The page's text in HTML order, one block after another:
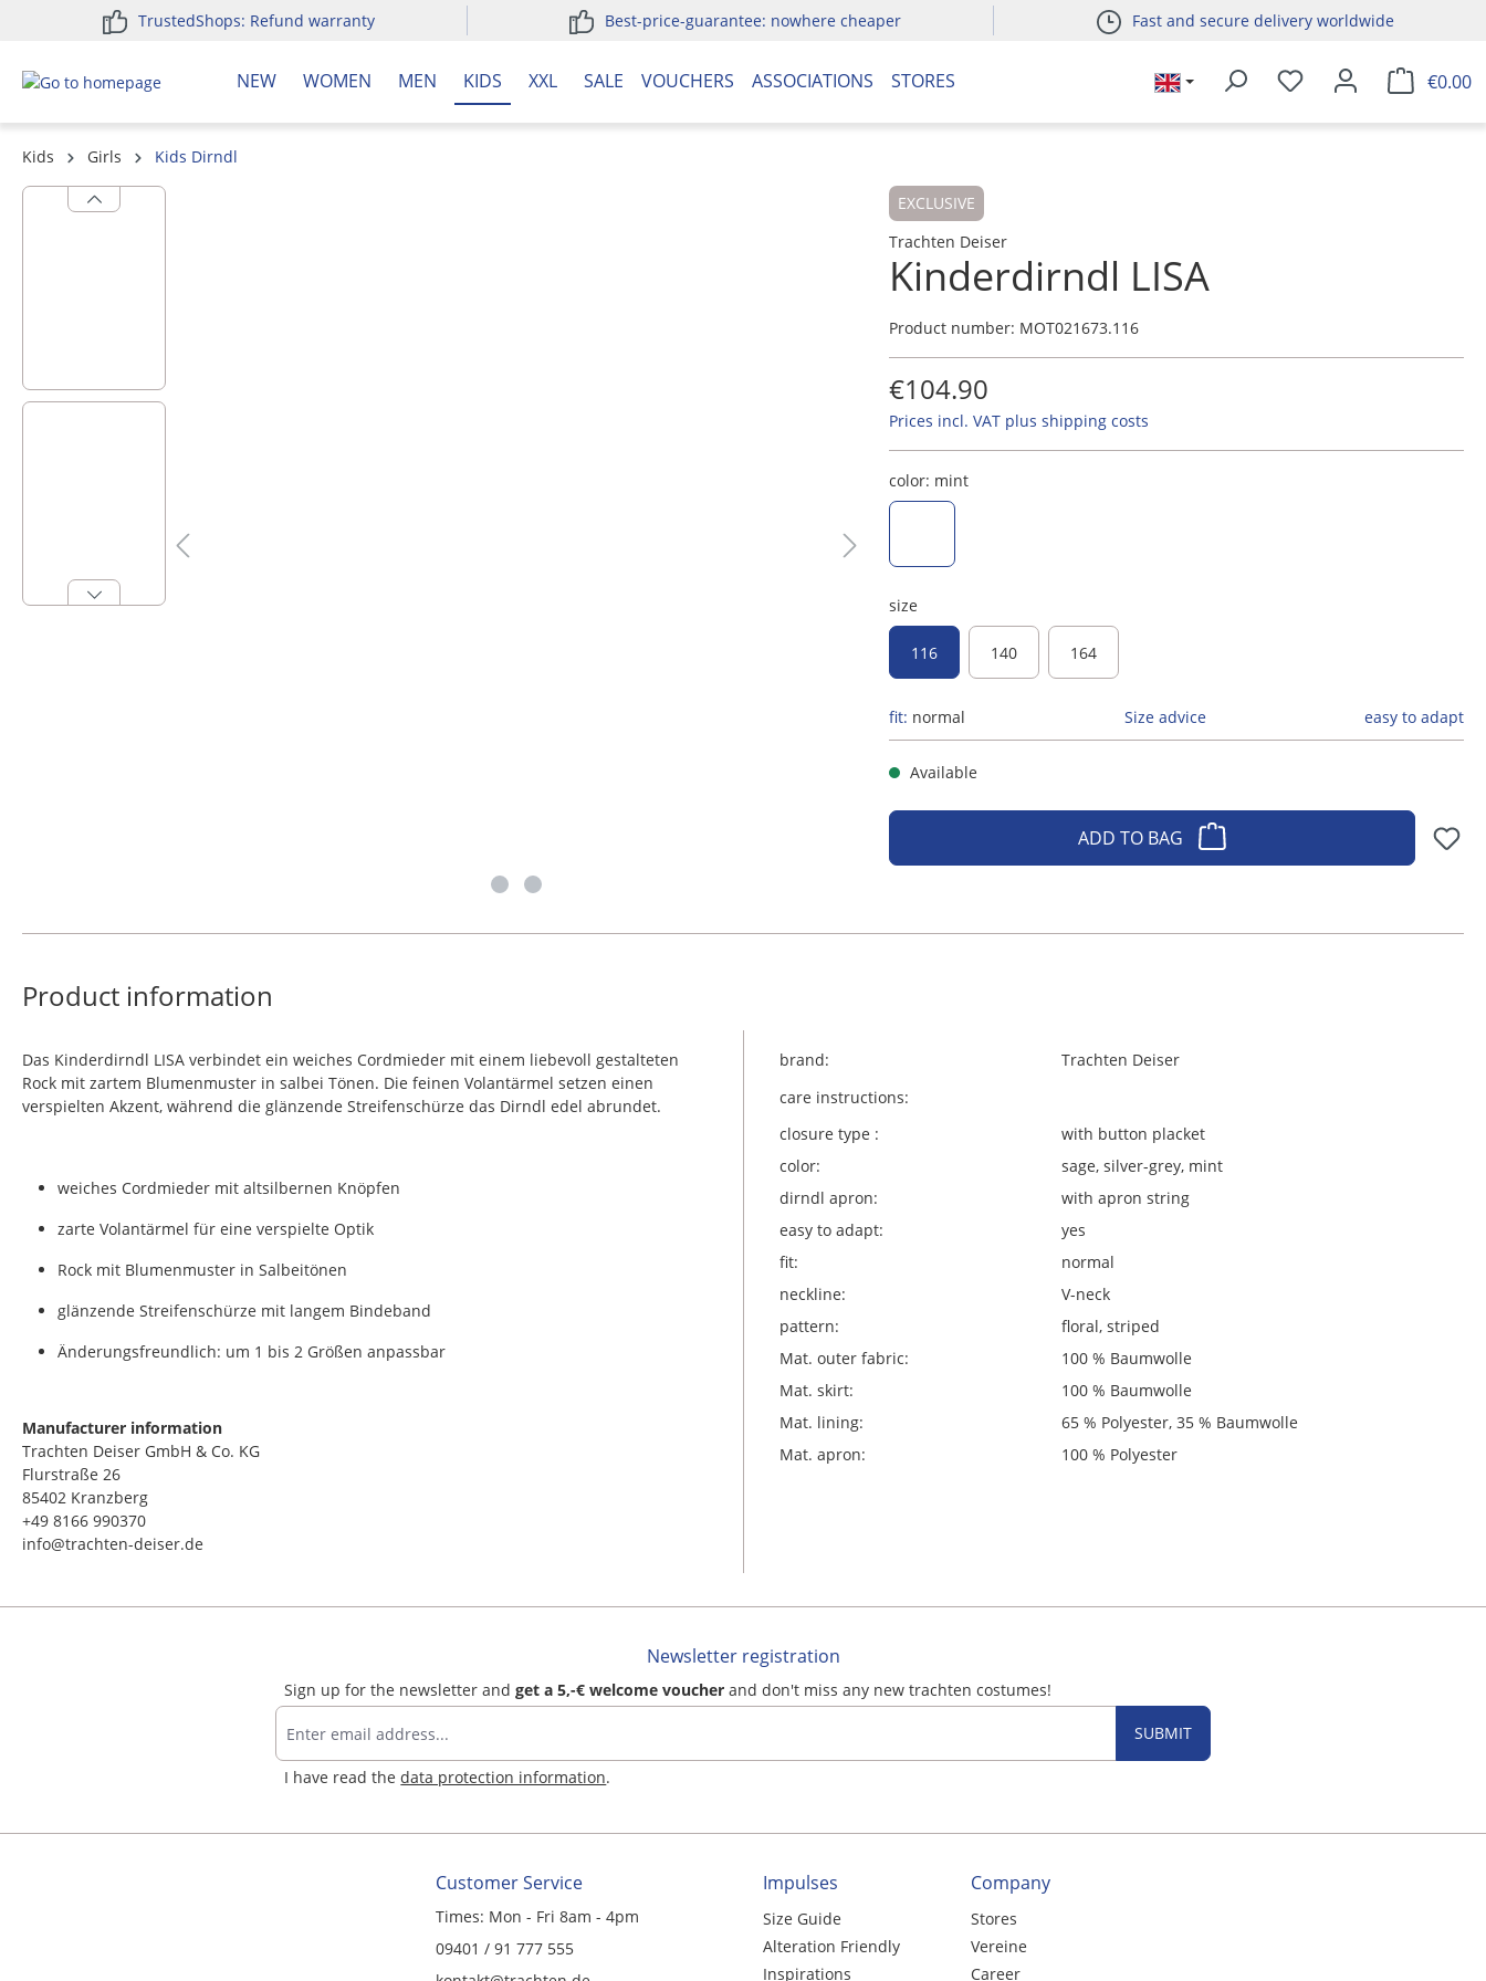
Skip to main navigation
TrustedShops: Refund warranty Best-price-guarantee: nowhere cheaper Fast and secure delivery worldwide
NEW WOMEN MEN KIDS XXL SALE VOUCHERS ASSOCIATIONS STORES €0.00
Kids Girls
Kids Dirndl
Skip image gallery
EXCLUSIVE
Trachten Deiser
Kinderdirndl LISA
Product number: MOT021673.116
€104.90
Prices incl. VAT plus shipping costs
color: mint
size
116 140 164
fit: normal Size advice easy to adapt
Available
ADD TO BAG
Product information
Das Kinderdirndl LISA verbindet ein weiches Cordmieder mit einem liebevoll gestalteten
Rock mit zartem Blumenmuster in salbei Tönen. Die feinen Volantärmel setzen einen
verspielten Akzent, während die glänzende Streifenschürze das Dirndl edel abrundet.
weiches Cordmieder mit altsilbernen Knöpfen
zarte Volantärmel für eine verspielte Optik
Rock mit Blumenmuster in Salbeitönen
glänzende Streifenschürze mit langem Bindeband
Änderungsfreundlich: um 1 bis 2 Größen anpassbar
Manufacturer information
Trachten Deiser GmbH & Co. KG
Flurstraße 26
85402 Kranzberg
+49 8166 990370
info@trachten-deiser.de
brand:
Trachten Deiser
care instructions:
closure type :
with button placket
color:
sage, silver-grey, mint
dirndl apron:
with apron string
easy to adapt:
yes
fit:
normal
neckline:
V-neck
pattern:
floral, striped
Mat. outer fabric:
100 % Baumwolle
Mat. skirt:
100 % Baumwolle
Mat. lining:
65 % Polyester, 35 % Baumwolle
Mat. apron:
100 % Polyester
Newsletter registration
Sign up for the newsletter andget a 5,-€ welcome voucher and don't miss any new trachten costumes!
SUBMIT
I have read thedata protection information.
Customer Service
Times: Mon - Fri 8am - 4pm
09401 / 91 777 555
Impulses
Size Guide
Alteration Friendly
Inspirations
Company
Stores
Vereine
Career